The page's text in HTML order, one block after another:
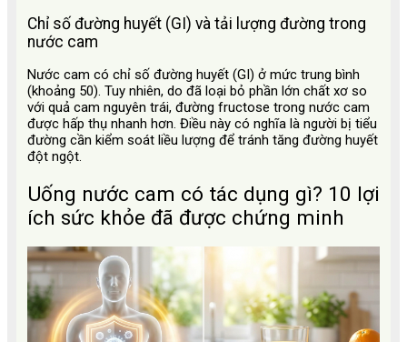
Chỉ số đường huyết (GI) và tải lượng đường trong
nước cam
Nước cam có chỉ số đường huyết (GI) ở mức trung bình
(khoảng 50). Tuy nhiên, do đã loại bỏ phần lớn chất xơ so
với quả cam nguyên trái, đường fructose trong nước cam
được hấp thụ nhanh hơn. Điều này có nghĩa là người bị tiểu
đường cần kiểm soát liều lượng để tránh tăng đường huyết
đột ngột.
Uống nước cam có tác dụng gì? 10 lợi
ích sức khỏe đã được chứng minh